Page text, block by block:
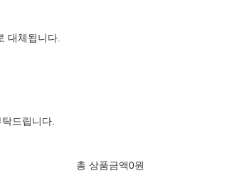
대체됩니다.
드립니다.
총 상품금액0원